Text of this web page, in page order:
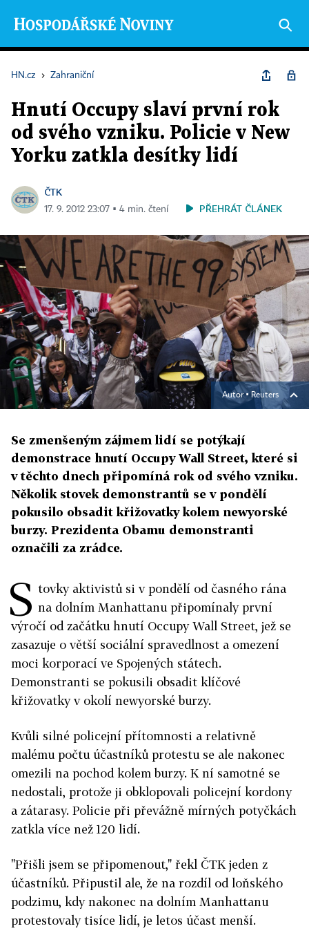
HN.cz › Zahraniční
Hnutí Occupy slaví první rok
od svého vzniku. Policie v New
Yorku zatkla desítky lidí
ČTK
17. 9. 2012 23:07 ▪ 4 min. čtení PŘEHRÁT ČLÁNEK
Autor ▪ Reuters
Se zmenšeným zájmem lidí se potýkají
demonstrace hnutí Occupy Wall Street, které si
v těchto dnech připomíná rok od svého vzniku.
Několik stovek demonstrantů se v pondělí
pokusilo obsadit křižovatky kolem newyorské
burzy. Prezidenta Obamu demonstranti
označili za zrádce.
S tovky aktivistů si v pondělí od časného rána
na dolním Manhattanu připomínaly první
výročí od začátku hnutí Occupy Wall Street, jež se
zasazuje o větší sociální spravedlnost a omezení
moci korporací ve Spojených státech.
Demonstranti se pokusili obsadit klíčové
křižovatky v okolí newyorské burzy.
Kvůli silné policejní přítomnosti a relativně
malému počtu účastníků protestu se ale nakonec
omezili na pochod kolem burzy. K ní samotné se
nedostali, protože ji obklopovali policejní kordony
a zátarasy. Policie při převážně mírných potyčkách
zatkla více než 120 lidí.
"Přišli jsem se připomenout," řekl ČTK jeden z
účastníků. Připustil ale, že na rozdíl od loňského
podzimu, kdy nakonec na dolním Manhattanu
protestovaly tisíce lidí, je letos účast menší.